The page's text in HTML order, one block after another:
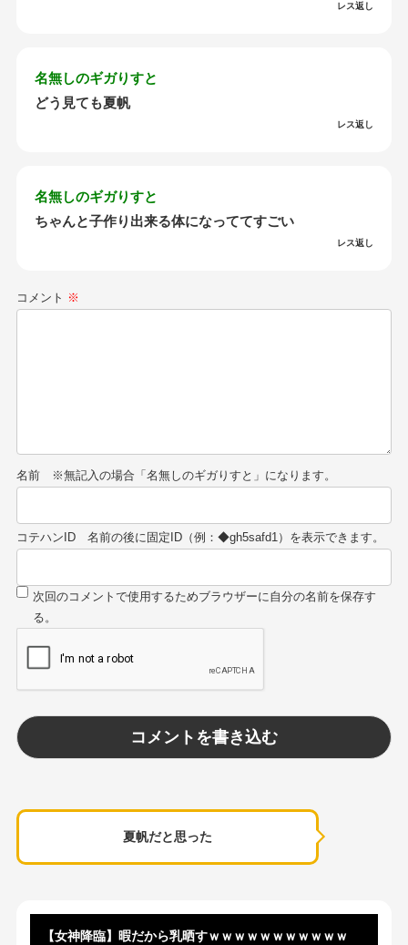
レス返し
名無しのギガりすと
どう見ても夏帆
レス返し
名無しのギガりすと
ちゃんと子作り出来る体になっててすごい
レス返し
コメント ※
名前
コテハンID
夏帆だと思った
【女神降臨】暇だから乳晒すｗｗｗｗｗｗｗｗｗｗｗ